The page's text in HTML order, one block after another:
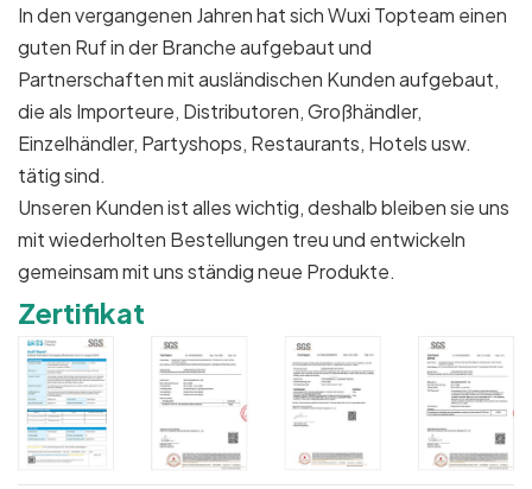
In den vergangenen Jahren hat sich Wuxi Topteam einen
guten Ruf in der Branche aufgebaut und
Partnerschaften mit ausländischen Kunden aufgebaut,
die als Importeure, Distributoren, Großhändler,
Einzelhändler, Partyshops, Restaurants, Hotels usw.
tätig sind.
Unseren Kunden ist alles wichtig, deshalb bleiben sie uns
mit wiederholten Bestellungen treu und entwickeln
gemeinsam mit uns ständig neue Produkte.
Zertifikat